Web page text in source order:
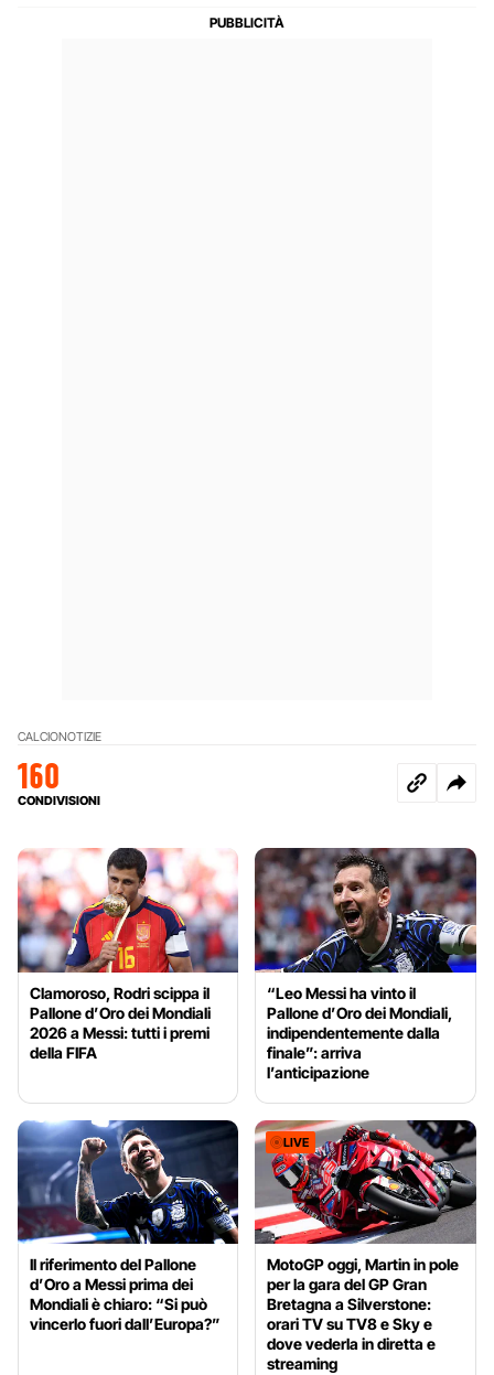
CALCIONOTIZIE
160
CONDIVISIONI
Clamoroso, Rodri scippa il
Pallone d’Oro dei Mondiali
2026 a Messi: tutti i premi
della FIFA
“Leo Messi ha vinto il
Pallone d’Oro dei Mondiali,
indipendentemente dalla
finale”: arriva
l’anticipazione
Il riferimento del Pallone
d’Oro a Messi prima dei
Mondiali è chiaro: “Si può
vincerlo fuori dall’Europa?”
LIVE
MotoGP oggi, Martin in pole
per la gara del GP Gran
Bretagna a Silverstone:
orari TV su TV8 e Sky e
dove vederla in diretta e
streaming